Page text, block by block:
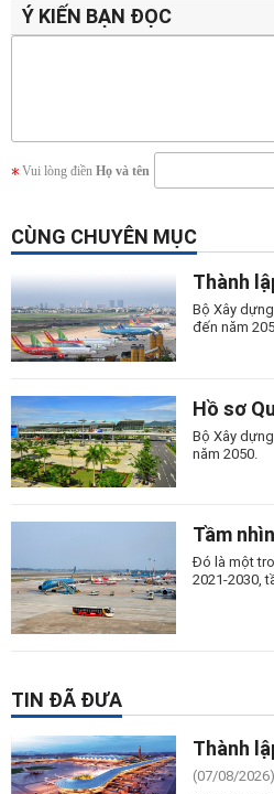
Ý KIẾN BẠN ĐỌC
Vui lòng điền Họ và tên
CÙNG CHUYÊN MỤC
Thành
Bộ Xây
đến năm
Hồ sơ
Bộ Xây
năm 2050.
Tầm
Đó là một
2021-2030,
TIN ĐÃ ĐƯA
Thành
(07/08/2026)